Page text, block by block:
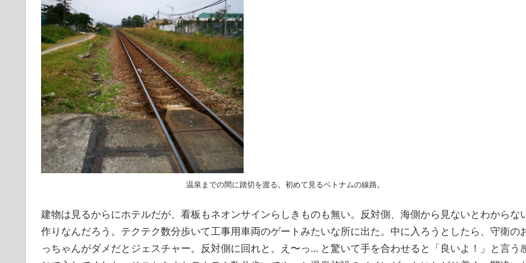
温泉までの間に踏切を渡る。初めて見るベトナムの線路。
建物は見るからにホテルだが、看板もネオンサインらしきものも無い。反対側、海側から見ないとわからな
作りなんだろう。テクテク数分歩いて工事用車両のゲートみたいな所に出た。中に入ろうとしたら、守衛の
っちゃんがダメだとジェスチャー。反対側に回れと。え〜っ… と驚いて手を合わせると「良いよ！」と言う